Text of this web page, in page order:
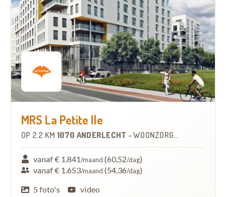
MRS La Petite Ile
OP 2.2 KM 1070 ANDERLECHT - WOONZORGCENTRUM (WZC)
vanaf € 1.841/maand (60,52/dag)
vanaf € 1.653/maand (54,36/dag)
5 foto's
video